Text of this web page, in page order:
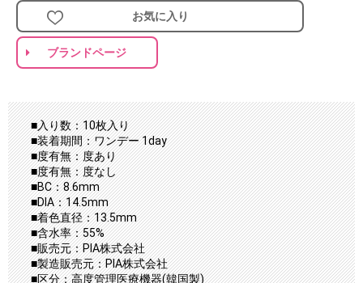
お気に入り
ブランドページ
■入り数：10枚入り
■装着期間：ワンデー 1day
■度有無：度あり
■度有無：度なし
■BC：8.6mm
■DIA：14.5mm
■着色直径：13.5mm
■含水率：55%
■販売元：PIA株式会社
■製造販売元：PIA株式会社
■区分：高度管理医療機器(韓国製)